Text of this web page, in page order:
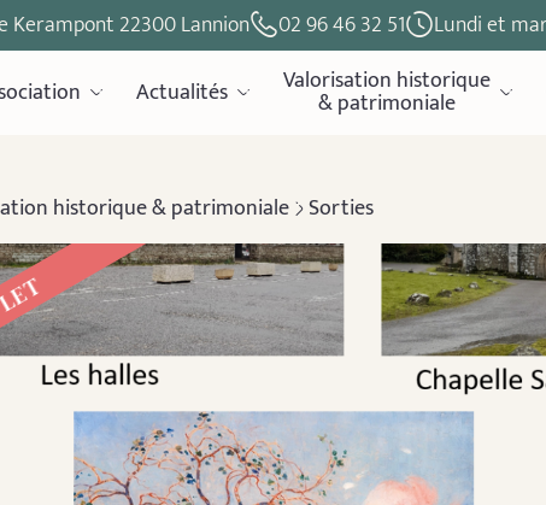
Kerampont 22300 Lannion 02 96 46 32 51 Lundi et
Actualités Valorisation historique
& patrimoniale
historique & patrimoniale Sorties